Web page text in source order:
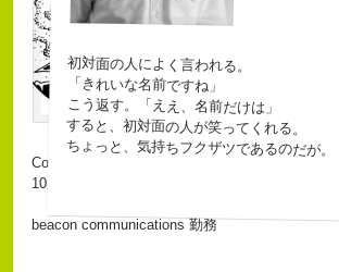
Copy writer
10周年キャンペーン中です。
beacon communications 勤務
初対面の人によく言われる。
「きれいな名前ですね」
こう返す。「ええ、名前だけは」
すると、初対面の人が笑ってくれる。
ちょっと、気持ちフクザツであるのだが。